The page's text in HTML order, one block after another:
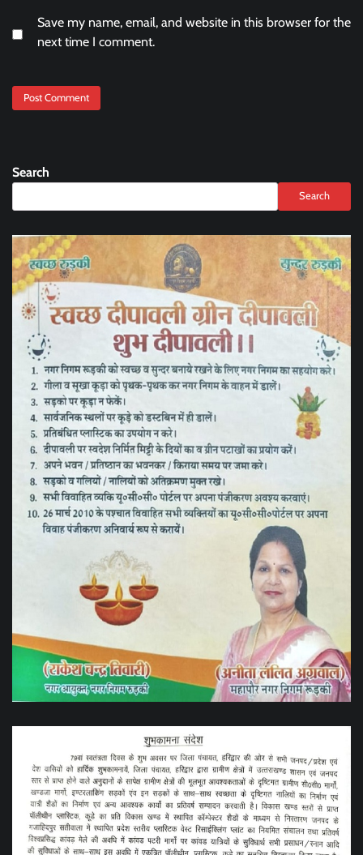
Save my name, email, and website in this browser for the
next time I comment.
Search
Search